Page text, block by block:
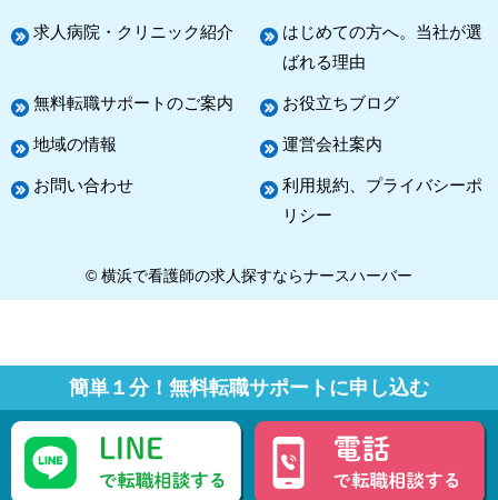
求人病院・クリニック紹介
はじめての方へ。当社が選
ばれる理由
無料転職サポートのご案内 お役立ちブログ
地域の情報 運営会社案内
お問い合わせ
利用規約、プライバシーポ
リシー
© 横浜で看護師の求人探すならナースハーバー
簡単１分！無料転職サポートに申し込む